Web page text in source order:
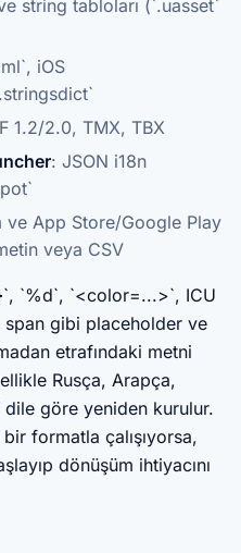
string tabloları (`.uasset`
iOS
1.2/2.0, TMX, TBX
: JSON i18n
ve App Store/Google Play
veya CSV
`%d`, `<color=...>`, ICU
span gibi placeholder ve
etrafındaki metni
Rusça, Arapça,
göre yeniden kurulur.
formatla çalışıyorsa,
dönüşüm ihtiyacını